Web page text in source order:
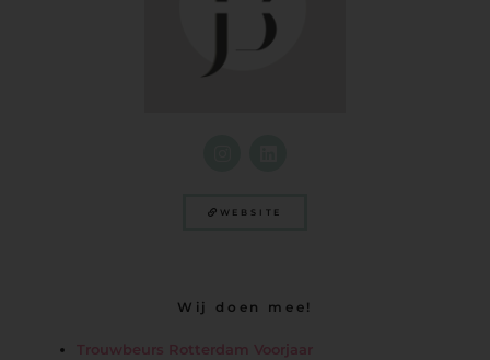
WEBSITE
Wij doen mee!
Trouwbeurs Rotterdam Voorjaar